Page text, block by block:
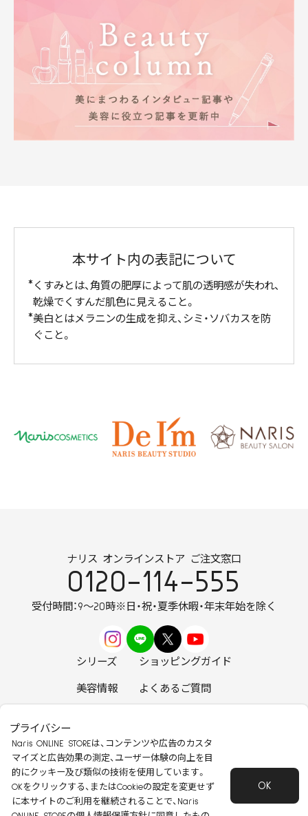
本サイト内の表記について
くすみとは、角質の肥厚によって肌の透明感が失われ、
乾燥でくすんだ肌色に見えること。
美白とはメラニンの生成を抑え、シミ・ソバカスを防
ぐこと。
ナリス オンラインストア ご注文窓口
0120-114-555
受付時間：9～20時※日・祝・夏季休暇・年末年始を除く
シリーズ ショッピングガイド
美容情報 よくあるご質問
安心して安全にご使用いただくために
特定商取引法に基づく表記
会社概要
プライバシー
Naris ONLINE STOREは、コンテンツや広告のカスタ
マイズと広告効果の測定、ユーザー体験の向上を目
的にクッキー及び類似の技術を使用しています。
OKをクリックする、またはCookieの設定を変更せず
に本サイトのご利用を継続されることで、Naris
OK